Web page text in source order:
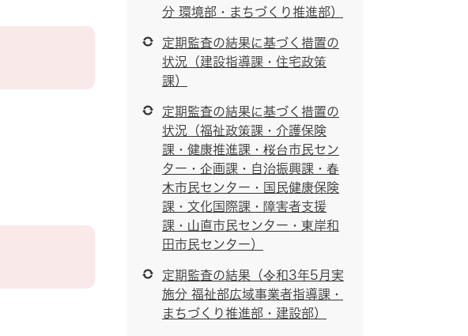
分 環境部・まちづくり推進部）
定期監査の結果に基づく措置の
状況（建設指導課・住宅政策
課）
定期監査の結果に基づく措置の
状況（福祉政策課・介護保険
課・健康推進課・桜台市民セン
ター・企画課・自治振興課・春
木市民センター・国民健康保険
課・文化国際課・障害者支援
課・山直市民センター・東岸和
田市民センター）
定期監査の結果（令和3年5月実
施分 福祉部広域事業者指導課・
まちづくり推進部・建設部）